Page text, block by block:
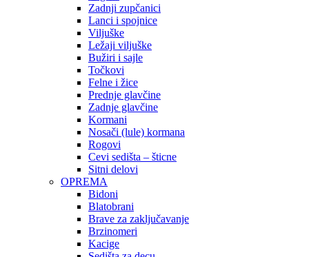
Zadnji zupčanici
Lanci i spojnice
Viljuške
Ležaji viljuške
Bužiri i sajle
Točkovi
Felne i žice
Prednje glavčine
Zadnje glavčine
Kormani
Nosači (lule) kormana
Rogovi
Cevi sedišta – šticne
Sitni delovi
OPREMA
Bidoni
Blatobrani
Brave za zaključavanje
Brzinomeri
Kacige